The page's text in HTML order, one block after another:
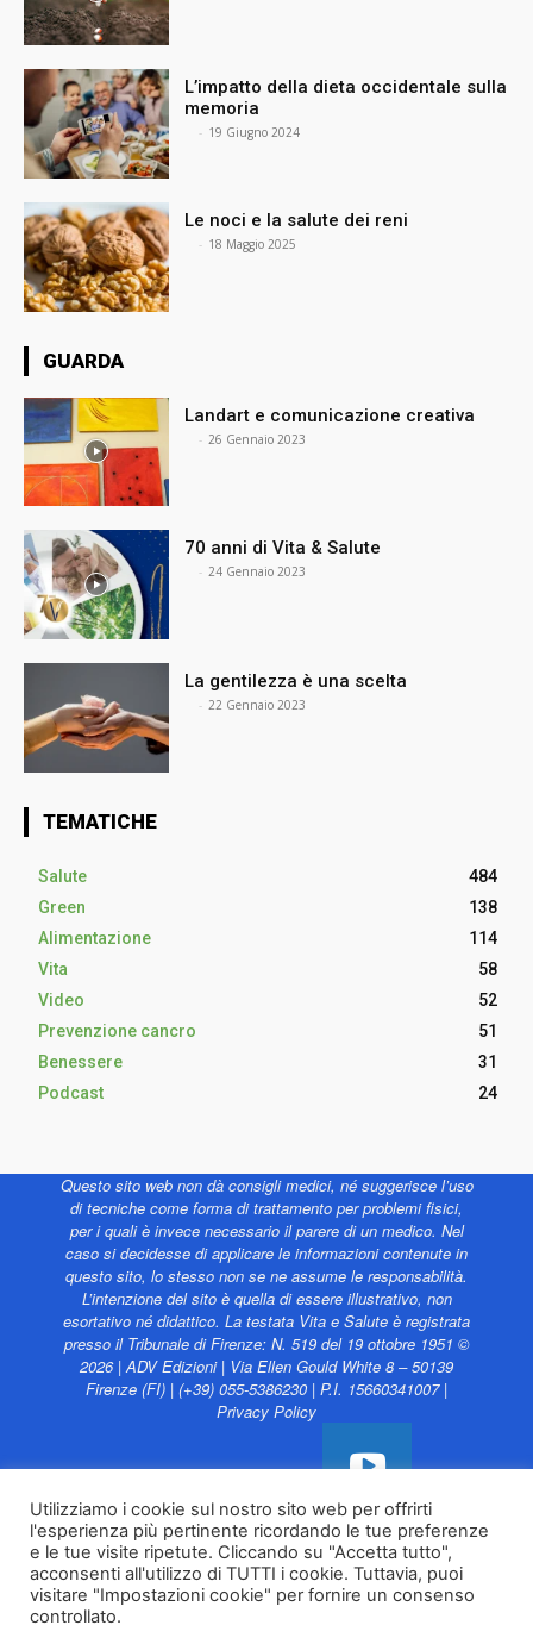
L’impatto della dieta occidentale sulla
memoria
- 19 Giugno 2024
Le noci e la salute dei reni
- 18 Maggio 2025
GUARDA
Landart e comunicazione creativa
- 26 Gennaio 2023
70 anni di Vita & Salute
- 24 Gennaio 2023
La gentilezza è una scelta
- 22 Gennaio 2023
TEMATICHE
Salute
484
Green
138
Alimentazione
114
Vita
58
Video
52
Prevenzione cancro
51
Benessere
31
Podcast
24
Questo sito web non dà consigli medici, né suggerisce l’uso
di tecniche come forma di trattamento per problemi fisici,
per i quali è invece necessario il parere di un medico. Nel
caso si decidesse di applicare le informazioni contenute in
questo sito, lo stesso non se ne assume le responsabilità.
L’intenzione del sito è quella di essere illustrativo, non
esortativo né didattico. La testata Vita e Salute è registrata
presso il Tribunale di Firenze: N. 519 del 19 ottobre 1951 ©
2026 | ADV Edizioni | Via Ellen Gould White 8 – 50139
Firenze (FI) | (+39) 055-5386230 | P.I. 15660341007 |
Privacy Policy
Vita e Salute web è
sostenuto da
Utilizziamo i cookie sul nostro sito web per offrirti
l'esperienza più pertinente ricordando le tue preferenze
e le tue visite ripetute. Cliccando su "Accetta tutto",
acconsenti all'utilizzo di TUTTI i cookie. Tuttavia, puoi
visitare "Impostazioni cookie" per fornire un consenso
controllato.